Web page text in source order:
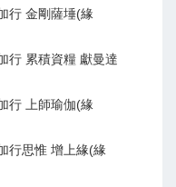
行 金剛薩埵(緣
行 累積資糧 獻曼達
行 上師瑜伽(緣
行思惟 增上緣(緣